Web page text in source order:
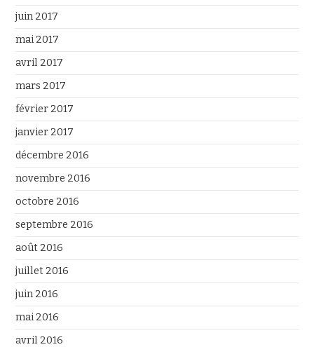
juin 2017
mai 2017
avril 2017
mars 2017
février 2017
janvier 2017
décembre 2016
novembre 2016
octobre 2016
septembre 2016
août 2016
juillet 2016
juin 2016
mai 2016
avril 2016